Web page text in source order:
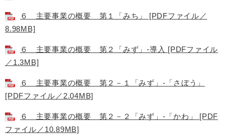
６ 主要事業の概要 第１「みち」 [PDFファイル／
8.98MB]
６ 主要事業の概要 第２「みず」-導入 [PDFファイル
／1.3MB]
６ 主要事業の概要 第２－１「みず」-「さぼう」
[PDFファイル／2.04MB]
６ 主要事業の概要 第２－２「みず」-「かわ」 [PDF
ファイル／10.89MB]